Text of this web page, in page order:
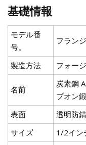
基礎情報
モデル番
号。
フランジ
製造方法 フォージ
名前
炭素鋼
プオン
表面
透明防
サイズ
1/2イン